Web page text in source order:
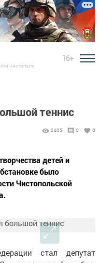
Чистополя
16+
теннис
2405 0 0
детей и
было
Чистопольской
стал депутат